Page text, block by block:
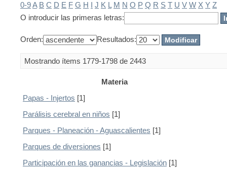
0-9A B C D E F G H I J K L M N O P Q R S T U V W X Y Z
O introducir las primeras letras:
Orden: Resultados:
Mostrando ítems 1779-1798 de 2443
Materia
Papas - Injertos [1]
Parálisis cerebral en niños [1]
Parques - Planeación - Aguascalientes [1]
Parques de diversiones [1]
Participación en las ganancias - Legislación [1]